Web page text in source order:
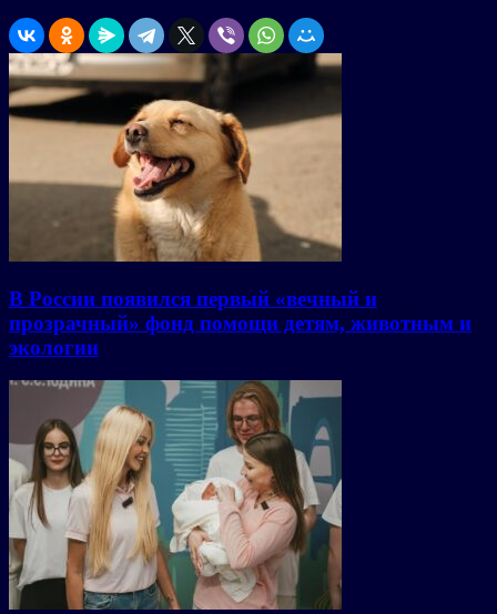
В России появился первый «вечный и
прозрачный» фонд помощи детям, животным и
экологии